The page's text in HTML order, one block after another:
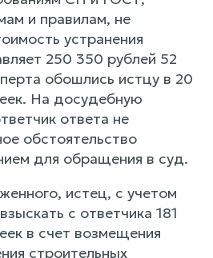
и правилам, не
устранения
250 350 рублей 52
обошлись истцу в 20
На досудебную
ответа не
обстоятельство
для обращения в суд.
истец, с учетом
с ответчика 181
в счет возмещения
строительных